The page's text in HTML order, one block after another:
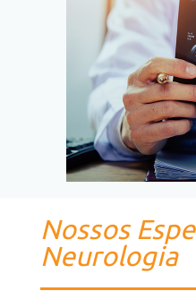
Nossos
Neurologia